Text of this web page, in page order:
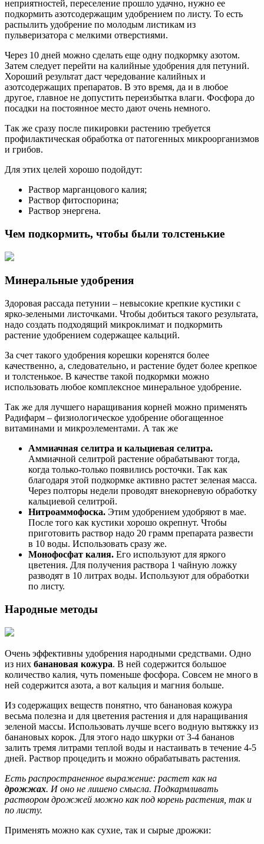
неприятностей, переселение прошло удачно, нужно ее
подкормить азотсодержащим удобрением по листу. То есть
распылить удобрение по молодым листикам из
пульверизатора с мелкими отверстиями.
Через 10 дней можно сделать еще одну подкормку азотом.
Затем следует перейти на калийные удобрения для петуний.
Хороший результат даст чередование калийных и
азотсодержащих препаратов. В это время, да и в любое
другое, главное не допустить переизбытка влаги. Фосфора до
посадки на постоянное место дают очень немного.
Так же сразу после пикировки растению требуется
профилактическая обработка от патогенных микроорганизмов
и грибов.
Для этих целей хорошо подойдут:
Раствор марганцового калия;
Раствор фитоспорина;
Раствор энергена.
Чем подкормить, чтобы были толстенькие
Минеральные удобрения
Здоровая рассада петунии – невысокие крепкие кустики с
ярко-зелеными листочками. Чтобы добиться такого результата,
надо создать подходящий микроклимат и подкормить
растение удобрением содержащее кальций.
За счет такого удобрения корешки коренятся более
качественно, а, следовательно, и растение будет более крепкое
и толстенькое. В качестве такой подкормки можно
использовать любое комплексное минеральное удобрение.
Так же для лучшего наращивания корней можно применять
Радифарм – физиологическое удобрение обогащенное
витаминами и микроэлементами. А так же
Аммиачная селитра и кальциевая селитра.
Аммиачной селитрой растение обрабатывают тогда,
когда только-только появились росточки. Так как
благодаря этой подкормке активно растет зеленая масса.
Через полторы недели проводят внекорневую обработку
кальциевой селитрой.
Нитроаммофоска. Этим удобрением удобряют в мае.
После того как кустики хорошо окрепнут. Чтобы
приготовить раствор надо 20 грамм препарата развести
в 10 воды. Использовать сразу же.
Монофосфат калия. Его используют для яркого
цветения. Для получения раствора 1 чайную ложку
разводят в 10 литрах воды. Используют для обработки
по листу.
Народные методы
Очень эффективны удобрения народными средствами. Одно
из них банановая кожура. В ней содержится большое
количество калия, чуть поменьше фосфора. Совсем не много в
ней содержится азота, а вот кальция и магния больше.
Из содержащих веществ понятно, что банановая кожура
весьма полезна и для цветения растения и для наращивания
зеленой массы. Использовать лучше всего водную вытяжку из
банановых корок. Для этого надо шкурки от 3-4 бананов
залить тремя литрами теплой воды и настаивать в течение 4-5
дней. Раствор процедить и можно обрабатывать растения.
Есть распространенное выражение: растет как на
дрожжах. И оно не лишено смысла. Подкармливать
раствором дрожжей можно как под корень растения, так и
по листу.
Применять можно как сухие, так и сырые дрожжи: